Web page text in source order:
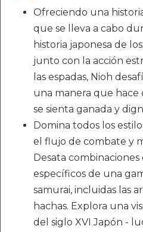
Ofreciendo una
que se lleva a cabo
historia japonesa de
junto con la acción
las espadas, Nioh
una manera que hace
se sienta ganada y
Domina todos los
el flujo de combate y
Desata
específicos de una
samurai, incluidas las
hachas. Explora una
del siglo XVI Japón -